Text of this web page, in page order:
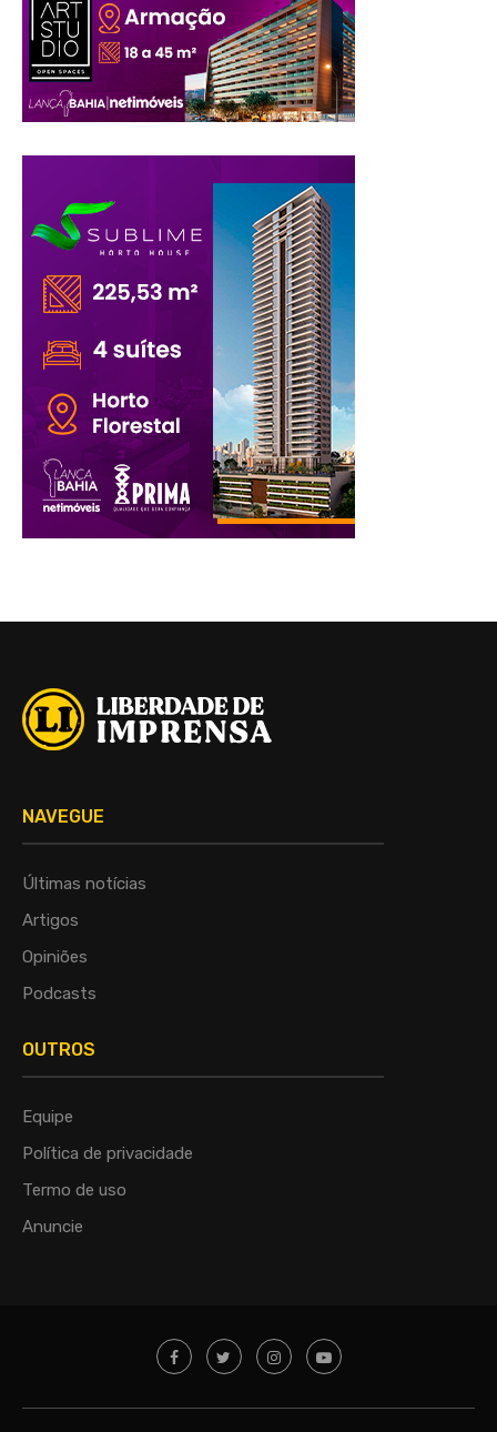
NAVEGUE
Últimas notícias
Artigos
Opiniões
Podcasts
OUTROS
Equipe
Política de privacidade
Termo de uso
Anuncie